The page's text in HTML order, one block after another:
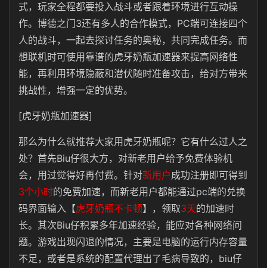
式，玩家全程都要投入战斗或者跟着环境进行互动操
作。博德之门3还有多人的合作模式，PC端可连接四个
人的战斗，一起去探讨任务的奥秘，共同完成任务。而
想联机时可使用靠谱的虎牙奶瓶加速器来提高网络性
能，再利用环境隐蔽和潜伏随时准备攻击，给对方带来
挑战性，增强一定的优势。
[虎牙奶瓶加速器]
那么为什么就推荐大家用虎牙奶瓶呢？它有什么过人之
处？首先Biu仔很大方，对新老用户给予免费体验机
会，用过觉得好再付费。针对新用户成功注册即可得到
3个小时的免费加速，而新老用户都能通过pc端的兑换
码界面输入【虎牙奶瓶不卡顿】，领取3天的加速时
长。其次Biu仔积累多年加速经验，能应对各种网络问
题。游戏出现闪退的情况，主要是电脑的运行内存容量
不足，或者是系统的配置代理出了毛病导致的，biu仔